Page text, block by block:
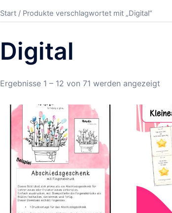
Start/ Produkte verschlagwortet mit „Digital“
Digital
Ergebnisse 1 – 12 von 71 werden angezeigt